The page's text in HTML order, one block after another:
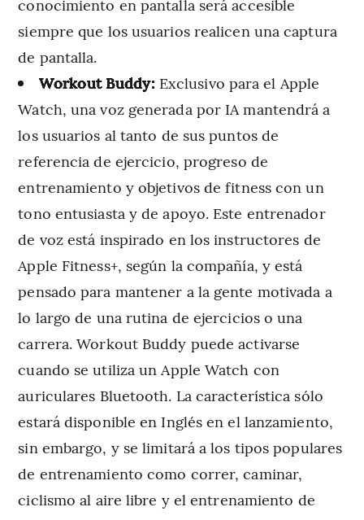
conocimiento en pantalla será accesible
siempre que los usuarios realicen una captura
de pantalla.
Workout Buddy: Exclusivo para el Apple
Watch, una voz generada por IA mantendrá a
los usuarios al tanto de sus puntos de
referencia de ejercicio, progreso de
entrenamiento y objetivos de fitness con un
tono entusiasta y de apoyo. Este entrenador
de voz está inspirado en los instructores de
Apple Fitness+, según la compañía, y está
pensado para mantener a la gente motivada a
lo largo de una rutina de ejercicios o una
carrera. Workout Buddy puede activarse
cuando se utiliza un Apple Watch con
auriculares Bluetooth. La característica sólo
estará disponible en Inglés en el lanzamiento,
sin embargo, y se limitará a los tipos populares
de entrenamiento como correr, caminar,
ciclismo al aire libre y el entrenamiento de